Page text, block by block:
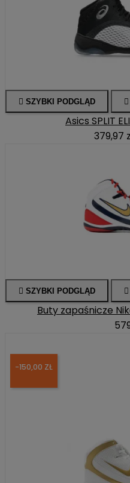
 SZYBKI PODGLĄD 
Asics SPLIT
379,97
 SZYBKI PODGLĄD 
Buty zapaśnicze
-150,00 ZŁ